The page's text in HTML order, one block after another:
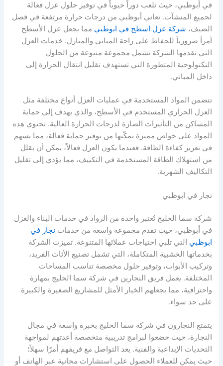
في أبوظبي، حيث تلعب دوراً حيوياً في توفير حلول عزل فعالة
لجميع المنشآت. تعاني أبوظبي من درجات حرارة مرتفعة في فصل
الصيف، شركة عزل اسطح في ابوظبي مما يجعل عزل الأسطح
أمراً ضرورياً للحفاظ على راحة المباني والمنازل. خدمات العزل
التي تقدمها الشركة تشمل مجموعة متنوعة من الحلول
التكنولوجية المتطورة التي تستهدف تقليل انتقال الحرارة إلى
داخل المباني.
تتضمن المواد المستخدمة في عمليات العزل أنواع مختلفة مثل
العزل الحراري المستخدم في الأسطح، والذي يهدف إلى حماية
المساكن من التأثيرات الضارة لدرجات الحرارة العالية. تحتوي هذه
المواد على خواص مميزة تمكّنها من توفير حماية فعالة، مما يسهم
في تعزيز كفاءة الطاقة. فعندما يكون العزل فعالاً، يمكن أن يقلل
من استهلاك الطاقة المستخدمة في التكييف، مما يؤدي إلى تقليل
التكاليف الشهرية.
نجار في ابوظبي
شركة سما الخليج تُعتبر واحدة من الرواد في خدمات البناء والعزل
في أبوظبي، حيث تقدم مجموعة واسعة من خدمات نجار في
ابوظبي التي تلبي احتياجات عملائها المتنوعة. تميزت الشركة
بخدماتها الخشبية المتكاملة، التي تشمل تصنيع الأثاث الفريد،
وتركيب الأبواب، وتوفير حلول مخصصة تناسب المساحات
المختلفة. يعمل فريق النجارين في شركة سما الخليج بمهارة
واحترافية، مما يجعلهم الخيار الأمثل للمشاريع الصغيرة والكبيرة
على حد سواء.
يتمتع النجارون في شركة سما الخليج بخبرة واسعة في مجال
النجارة، حيث خضعوا لبرامج تدريبية متخصصة أعدتهم لمواجهة
التحديات الإبداعية والفنية. يعد التواصل مع فريقهم أمرًا سهلاً؛
حيث يمكن للعملاء الحصول على استشارات مجانية عبر الهاتف أو